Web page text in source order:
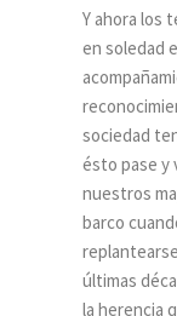
Y ahora los
en soledad
sociedad
ésto pase y
nuestros
barco
últimas
la herencia